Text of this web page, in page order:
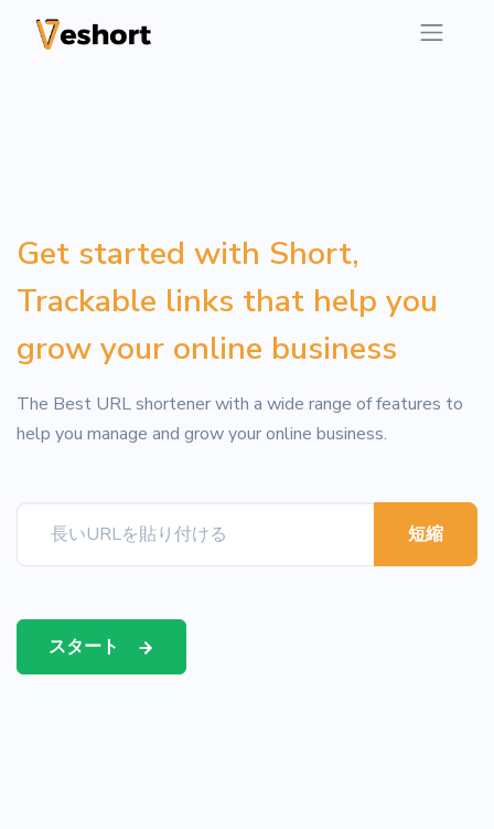
Get started with Short,
Trackable links that help you
grow your online business
The Best URL shortener with a wide range of features to
help you manage and grow your online business.
短縮
スタート